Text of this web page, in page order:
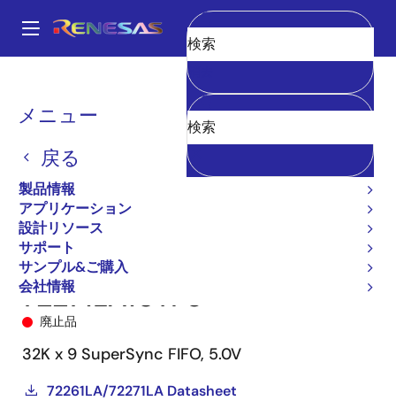
ン
Main
navigation
メニュー
戻る
製品情報
アプリケーション
設計リソース
サポート
サンプル&ご購入
会社情報
消去
パ
く
ず
72271LA10TF8
廃止品
32K x 9 SuperSync FIFO, 5.0V
72261LA/72271LA Datasheet